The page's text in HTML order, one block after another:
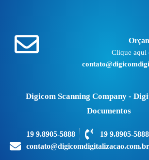
Clique aqui
Digicom Scanning Company -
Documentos
19 9.8905-5888
19 9.8905-5888
contato@digicomdigitalizacao.com.br